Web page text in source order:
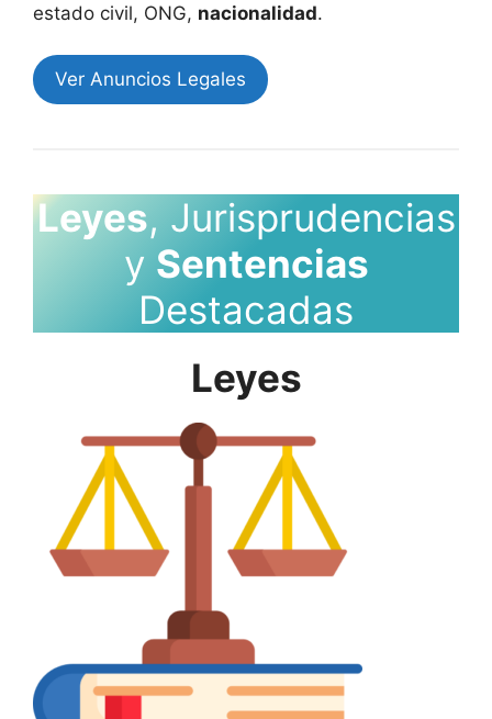
estado civil, ONG, nacionalidad.
Ver Anuncios Legales
Leyes, Jurisprudencias
y Sentencias
Destacadas
Leyes